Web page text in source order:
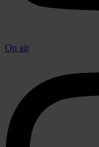
On air